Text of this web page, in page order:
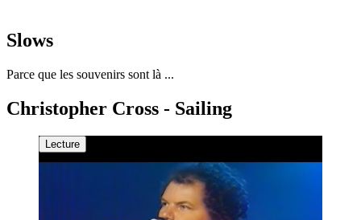
Slows
Parce que les souvenirs sont là ...
Christopher Cross - Sailing
Lecture